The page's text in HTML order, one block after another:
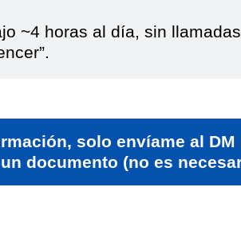
~4 horas al día, sin
solo envíame al DM
documento (no es